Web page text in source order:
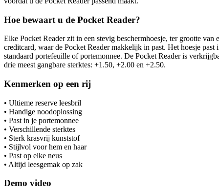
Hoe bewaart u de Pocket Reader?
Elke Pocket Reader zit in een stevig beschermhoesje, ter grootte van
creditcard, waar de Pocket Reader makkelijk in past. Het hoesje past
standaard portefeuille of portemonnee. De Pocket Reader is
drie meest gangbare sterktes: +1.50, +2.00 en +2.50.
Kenmerken op een rij
• Ultieme reserve leesbril
• Handige noodoplossing
• Past in je portemonnee
• Verschillende sterktes
• Sterk krasvrij kunststof
• Stijlvol voor hem en haar
• Past op elke neus
• Altijd leesgemak op zak
Demo video